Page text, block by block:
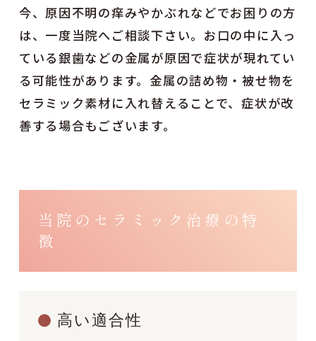
今、原因不明の痒みやかぶれなどでお困りの方
は、一度当院へご相談下さい。お口の中に入っ
ている銀歯などの金属が原因で症状が現れてい
る可能性があります。金属の詰め物・被せ物を
セラミック素材に入れ替えることで、症状が改
善する場合もございます。
当院のセラミック治療の特
徴
高い適合性